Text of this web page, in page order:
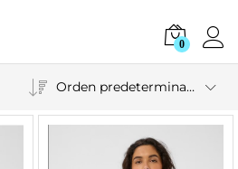
0
Orden predeterminado